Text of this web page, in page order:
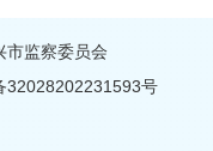
市监察委员会
32028202231593号